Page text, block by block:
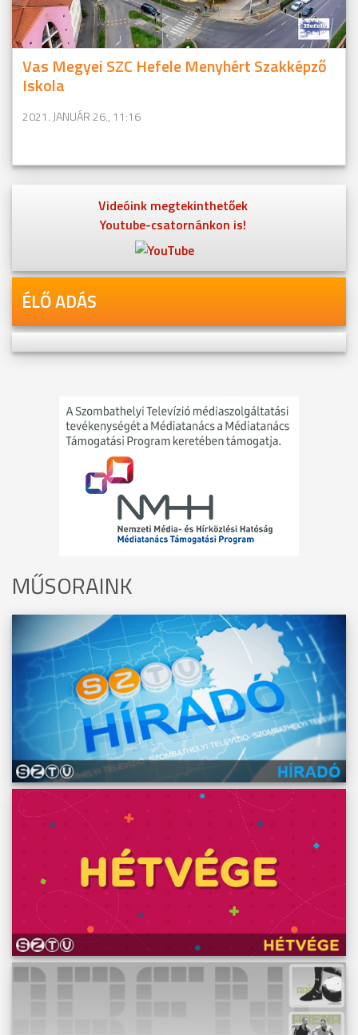
Vas Megyei SZC Hefele Menyhért Szakképző
Iskola
2021. JANUÁR 26., 11:16
Videóink megtekinthetőek
Youtube-csatornánkon is!
ÉLŐ ADÁS
MŰSORAINK